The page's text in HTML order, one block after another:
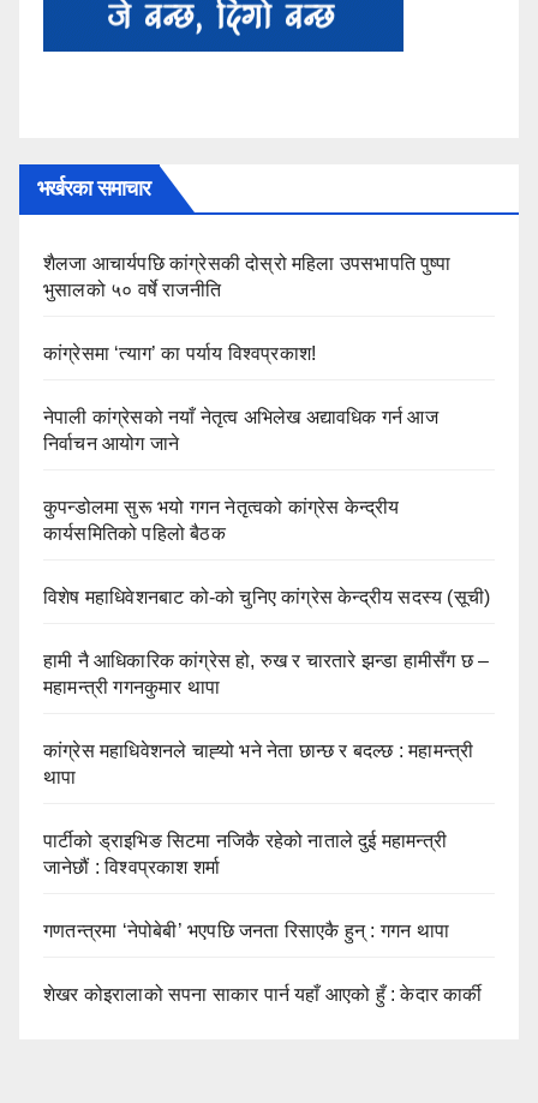
भर्खरका समाचार
शैलजा आचार्यपछि कांग्रेसकी दोस्रो महिला उपसभापति पुष्पा
भुसालको ५० वर्षे राजनीति
कांग्रेसमा ‘त्याग’ का पर्याय विश्वप्रकाश!
नेपाली कांग्रेसको नयाँ नेतृत्व अभिलेख अद्यावधिक गर्न आज
निर्वाचन आयोग जाने
कुपन्डोलमा सुरू भयो गगन नेतृत्वको कांग्रेस केन्द्रीय
कार्यसमितिको पहिलो बैठक
विशेष महाधिवेशनबाट को-को चुनिए कांग्रेस केन्द्रीय सदस्य (सूची)
हामी नै आधिकारिक कांग्रेस हो, रुख र चारतारे झन्डा हामीसँग छ –
महामन्त्री गगनकुमार थापा
कांग्रेस महाधिवेशनले चाह्‍यो भने नेता छान्छ र बदल्छ : महामन्त्री
थापा
पार्टीको ड्राइभिङ सिटमा नजिकै रहेको नाताले दुई महामन्त्री
जानेछौं : विश्वप्रकाश शर्मा
गणतन्त्रमा ‘नेपोबेबी’ भएपछि जनता रिसाएकै हुन् : गगन थापा
शेखर कोइरालाको सपना साकार पार्न यहाँ आएको हुँ : केदार कार्की